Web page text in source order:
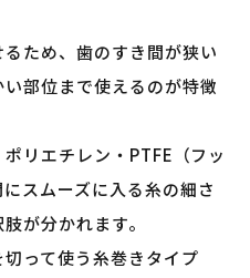
ため、歯のすき間が狭い
部位まで使えるのが特徴
リエチレン・PTFE（フッ
スムーズに入る糸の細さ
が分かれます。
って使う糸巻きタイプ